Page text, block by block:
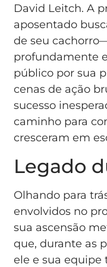
David Leitch. A
aposentado
de seu
profundamente
público por sua
cenas de ação
sucesso
caminho para
cresceram em
Legado
Olhando para
envolvidos no
sua ascensão
que, durante as
ele e sua